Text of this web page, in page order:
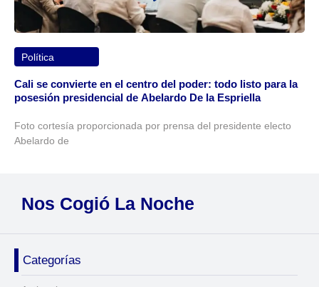
Política
Cali se convierte en el centro del poder: todo listo para la
posesión presidencial de Abelardo De la Espriella
Foto cortesía proporcionada por prensa del presidente electo
Abelardo de
Nos Cogió La Noche
Categorías